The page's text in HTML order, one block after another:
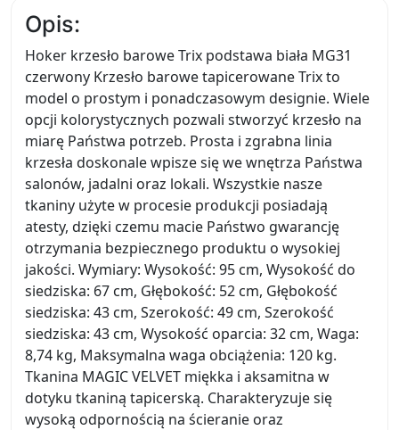
Opis:
Hoker krzesło barowe Trix podstawa biała MG31
czerwony Krzesło barowe tapicerowane Trix to
model o prostym i ponadczasowym designie. Wiele
opcji kolorystycznych pozwali stworzyć krzesło na
miarę Państwa potrzeb. Prosta i zgrabna linia
krzesła doskonale wpisze się we wnętrza Państwa
salonów, jadalni oraz lokali. Wszystkie nasze
tkaniny użyte w procesie produkcji posiadają
atesty, dzięki czemu macie Państwo gwarancję
otrzymania bezpiecznego produktu o wysokiej
jakości. Wymiary: Wysokość: 95 cm, Wysokość do
siedziska: 67 cm, Głębokość: 52 cm, Głębokość
siedziska: 43 cm, Szerokość: 49 cm, Szerokość
siedziska: 43 cm, Wysokość oparcia: 32 cm, Waga:
8,74 kg, Maksymalna waga obciążenia: 120 kg.
Tkanina MAGIC VELVET miękka i aksamitna w
dotyku tkaniną tapicerską. Charakteryzuje się
wysoką odpornością na ścieranie oraz